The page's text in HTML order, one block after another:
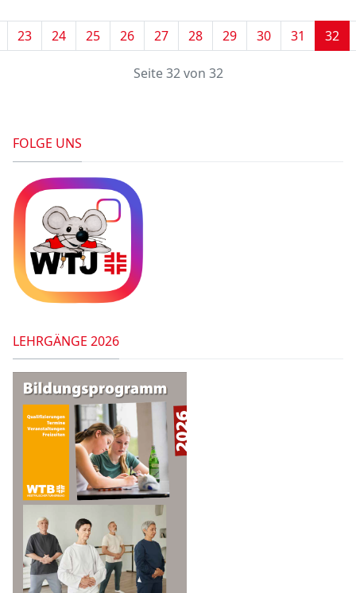
23 24 25 26 27 28 29 30 31 32
Seite 32 von 32
FOLGE UNS
LEHRGÄNGE 2026